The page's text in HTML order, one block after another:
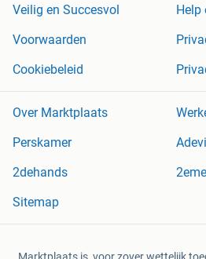
Veilig en Succesvol
Help
Voorwaarden
Cookiebeleid
Over Marktplaats
Perskamer
2dehands
Sitemap